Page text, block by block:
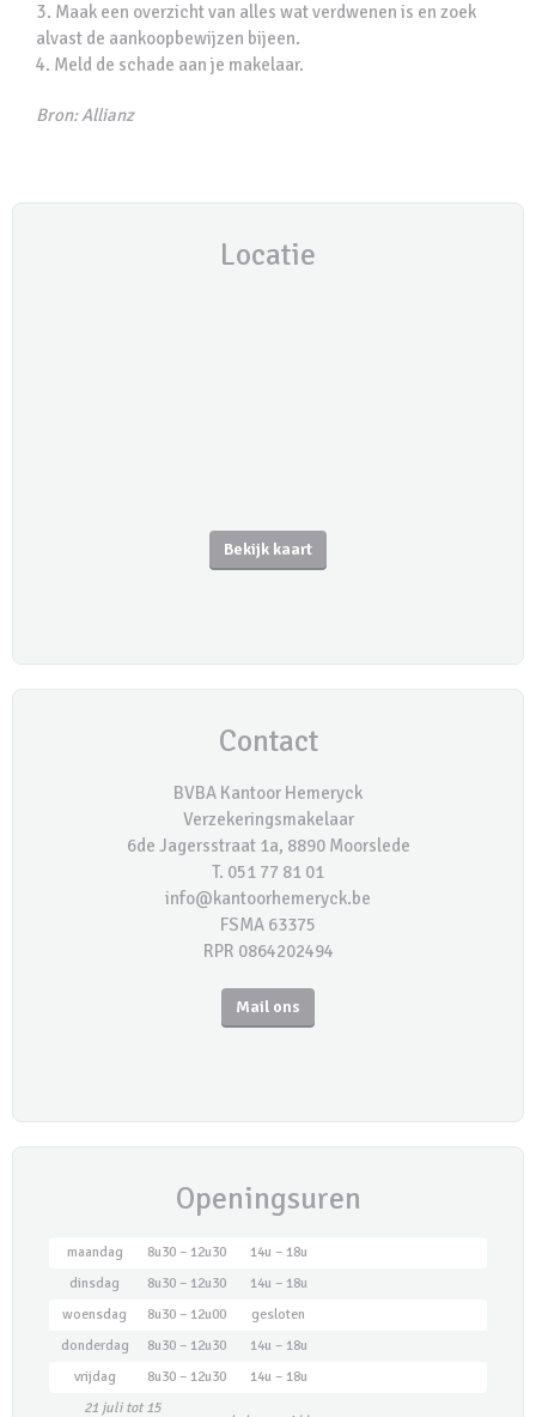
Maak een overzicht van alles wat verdwenen is en zoek
alvast de aankoopbewijzen bijeen.
Meld de schade aan je makelaar.
Bron: Allianz
Locatie
Bekijk kaart
Contact
BVBA Kantoor Hemeryck
Verzekeringsmakelaar
6de Jagersstraat 1a, 8890 Moorslede
T. 051 77 81 01
info@kantoorhemeryck.be
FSMA 63375
RPR 0864202494
Mail ons
Openingsuren
maandag 8u30 – 12u30
14u – 18u
dinsdag
8u30 – 12u30
14u – 18u
woensdag
8u30 – 12u00
gesloten
donderdag
8u30 – 12u30
14u – 18u
vrijdag
8u30 – 12u30
14u – 18u
21 juli tot 15